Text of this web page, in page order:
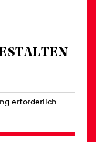
erforderlich